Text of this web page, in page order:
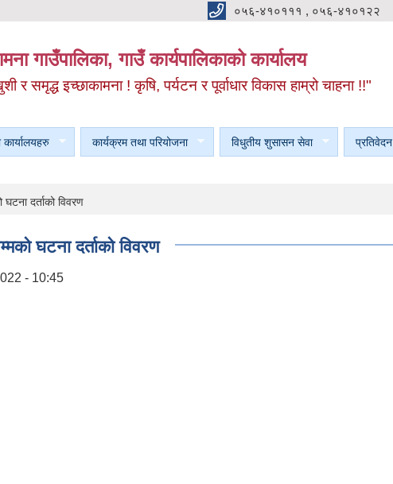
०५६-४१०१११ , ०५६-४१०१२२
गाउँपालिका, गाउँ कार्यपालिकाको कार्यालय
र समृद्ध इच्छाकामना ! कृषि, पर्यटन र पूर्वाधार विकास हाम्रो चाहना !!"
कार्यालयहरु कार्यक्रम तथा परियोजना विधुतीय शुसासन सेवा प्रतिवेदन
दर्ताको विवरण
घटना दर्ताको विवरण
- 10:45